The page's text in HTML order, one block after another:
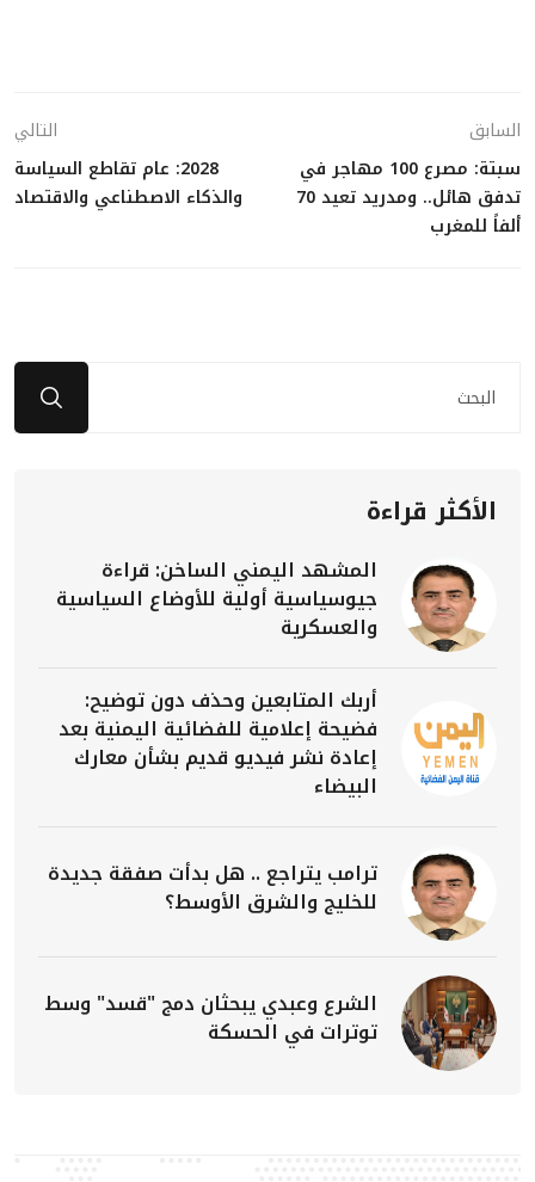
السابق
سبتة: مصرع 100 مهاجر في
تدفق هائل.. ومدريد تعيد 70
ألفاً للمغرب
التالي
2028: عام تقاطع السياسة
والذكاء الاصطناعي والاقتصاد
الأكثر قراءة
المشهد اليمني الساخن: قراءة
جيوسياسية أولية للأوضاع السياسية
والعسكرية
أربك المتابعين وحذف دون توضيح:
فضيحة إعلامية للفضائية اليمنية بعد
إعادة نشر فيديو قديم بشأن معارك
البيضاء
ترامب يتراجع .. هل بدأت صفقة جديدة
للخليج والشرق الأوسط؟
الشرع وعبدي يبحثان دمج "قسد" وسط
توترات في الحسكة